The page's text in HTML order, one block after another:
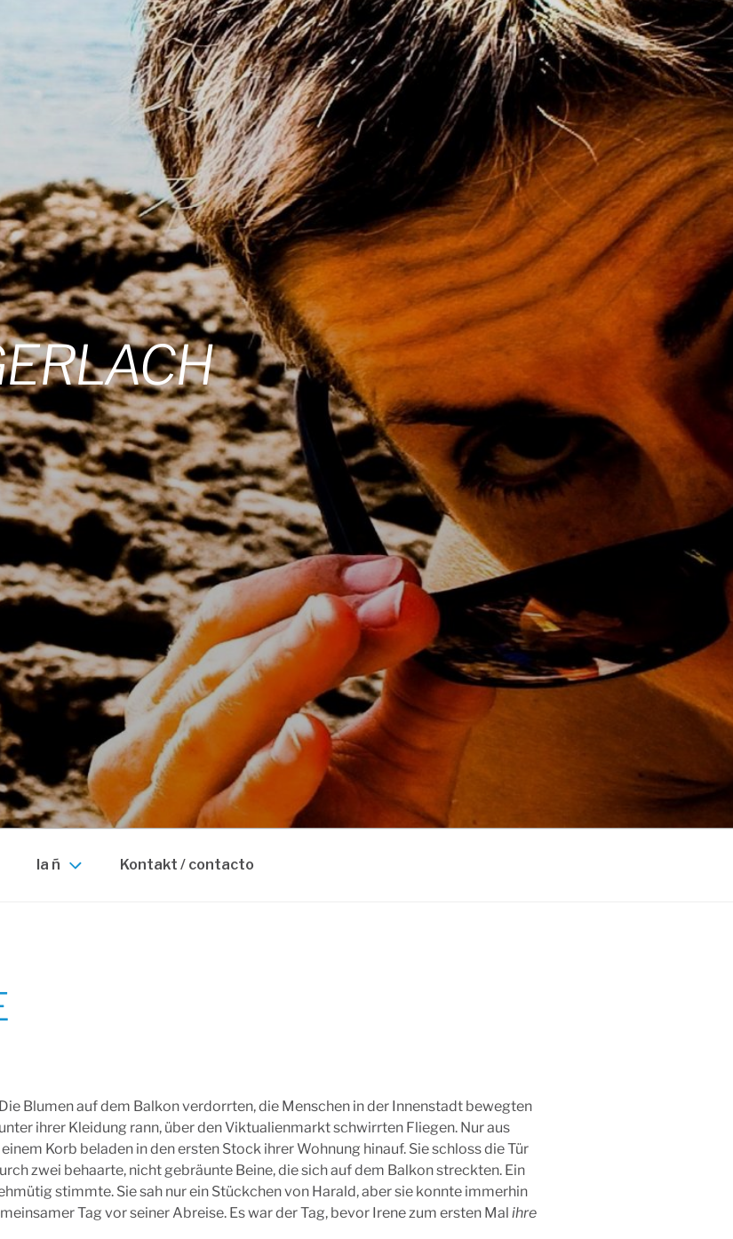
la ñ Kontakt / contacto
Blumen auf dem Balkon verdorrten, die Menschen in der Innenstadt bewegten
ihrer Kleidung rann, über den Viktualienmarkt schwirrten Fliegen. Nur aus
Korb beladen in den ersten Stock ihrer Wohnung hinauf. Sie schloss die Tür
zwei behaarte, nicht gebräunte Beine, die sich auf dem Balkon streckten. Ein
stimmte. Sie sah nur ein Stückchen von Harald, aber sie konnte immerhin
Tag vor seiner Abreise. Es war der Tag, bevor Irene zum ersten Mal ihre